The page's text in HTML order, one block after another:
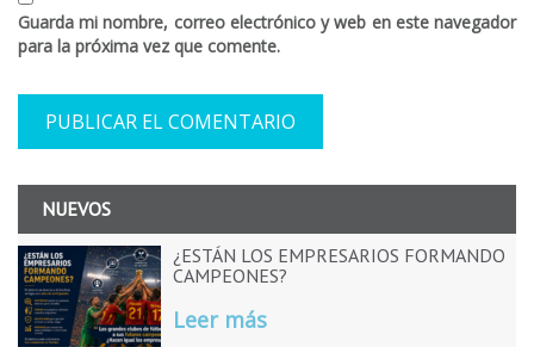
Guarda mi nombre, correo electrónico y web en este navegador
para la próxima vez que comente.
NUEVOS
¿ESTÁN LOS EMPRESARIOS FORMANDO
CAMPEONES?
Leer más